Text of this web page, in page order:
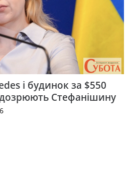
і будинок за $550
Стефанішину